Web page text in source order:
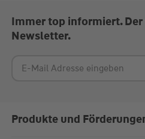
Immer top informiert.
Newsletter.
Produkte und